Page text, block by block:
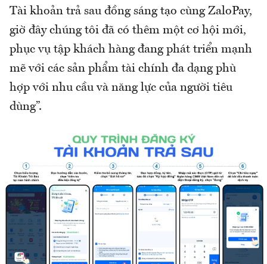
Tài khoản trả sau đồng sáng tạo cùng ZaloPay,
giờ đây chúng tôi đã có thêm một cơ hội mới,
phục vụ tập khách hàng đang phát triển mạnh
mẽ với các sản phẩm tài chính đa dạng phù
hợp với nhu cầu và năng lực của người tiêu
dùng”.